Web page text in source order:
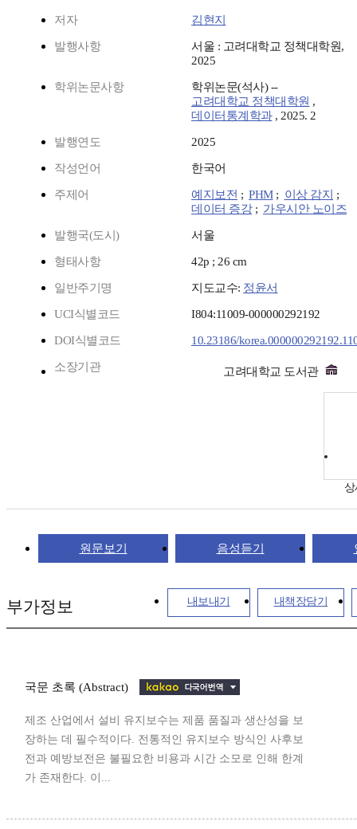
저자 김현지
발행사항
서울 : 고려대학교 정책대학원,
2025
학위논문사항
학위논문(석사) --
고려대학교 정책대학원 ,
데이터통계학과, 2025. 2
발행연도 2025
작성언어 한국어
주제어 예지보전 ; PHM; 이상 감지 ;
데이터 증강; 가우시안 노이즈
발행국(도시) 서울
형태사항 42p ; 26 cm
일반주기명 지도교수: 정윤서
UCI식별코드 I804:11009-000000292192
DOI식별코드 10.23186/
소장기관 고려대학교 도서관
상
원문보기 음성듣기
내보내기 내책장담기
부가정보
국문 초록 (Abstract)
제조 산업에서 설비 유지보수는 제품 품질과 생산성을 보
장하는 데 필수적이다. 전통적인 유지보수 방식인 사후보
전과 예방보전은 불필요한 비용과 시간 소모로 인해 한계
가 존재한다. 이...